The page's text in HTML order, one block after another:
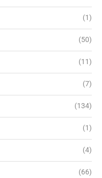
(1)
(50)
(11)
(7)
(134)
(1)
(4)
(66)